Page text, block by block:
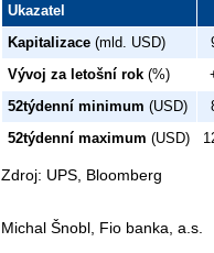
Ukazatel
Kapitalizace (mld. USD)
Vývoj za letošní rok (%)
52týdenní minimum (USD)
52týdenní maximum (USD)
Zdroj: UPS, Bloomberg
Michal Šnobl, Fio banka, a.s.